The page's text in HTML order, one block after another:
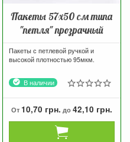
Пакеты 57х50 см типа
"петля" прозрачный
Пакеты с петлевой ручкой и
высокой плотностью 95мкм.
В наличии
От 10,70 грн. до 42,10 грн.